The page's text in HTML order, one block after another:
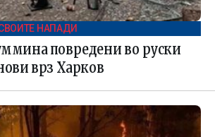
НАПАДИ
повредени во руски
врз Харков